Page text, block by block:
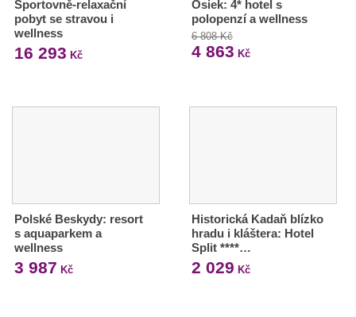
Sportovně-relaxační
pobyt se stravou i
wellness
16 293 Kč
Osiek: 4* hotel s
polopenzí a wellness
6 808 Kč
4 863 Kč
Polské Beskydy: resort
s aquaparkem a
wellness
3 987 Kč
Historická Kadaň blízko
hradu i kláštera: Hotel
Split ****…
2 029 Kč